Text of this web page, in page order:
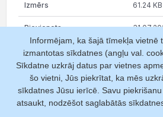
61.24 KB
Tiesas lēmums/spriedums
Informējam, ka šajā tīmekļa vietnē
izmantotas sīkdatnes (angļu val.
Sīkdatne uzkrāj datus par vietnes
šo vietni, Jūs piekrītat, ka mēs
sīkdatnes Jūsu ierīcē. Savu
atsaukt, nodzēšot saglabātās